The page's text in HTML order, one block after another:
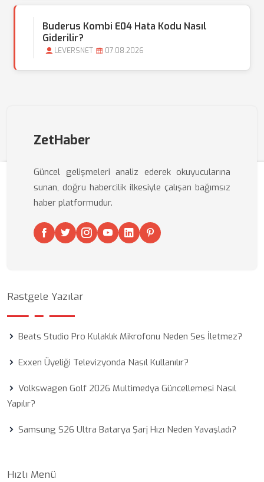
Buderus Kombi E04 Hata Kodu Nasıl
Giderilir?
LEVERSNET 07.08.2026
ZetHaber
Güncel gelişmeleri analiz ederek okuyucularına
sunan, doğru habercilik ilkesiyle çalışan bağımsız
haber platformudur.
Rastgele Yazılar
Beats Studio Pro Kulaklık Mikrofonu Neden Ses İletmez?
Exxen Üyeliği Televizyonda Nasıl Kullanılır?
Volkswagen Golf 2026 Multimedya Güncellemesi Nasıl
Yapılır?
Samsung S26 Ultra Batarya Şarj Hızı Neden Yavaşladı?
Hızlı Menü